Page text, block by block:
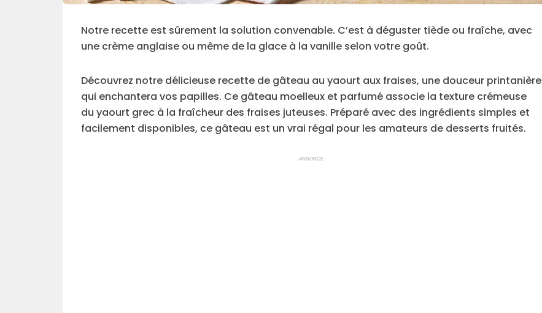
Notre recette est sûrement la solution convenable. C’est à déguster tiède ou fraîche, avec
une crème anglaise ou même de la glace à la vanille selon votre goût.
Découvrez notre délicieuse recette de gâteau au yaourt aux fraises, une douceur printanière
qui enchantera vos papilles. Ce gâteau moelleux et parfumé associe la texture crémeuse
du yaourt grec à la fraîcheur des fraises juteuses. Préparé avec des ingrédients simples et
facilement disponibles, ce gâteau est un vrai régal pour les amateurs de desserts fruités.
ANNONCE